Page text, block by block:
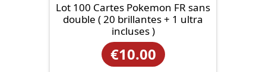
Lot 100 Cartes Pokemon FR sans
double ( 20 brillantes + 1 ultra
incluses )
€10.00